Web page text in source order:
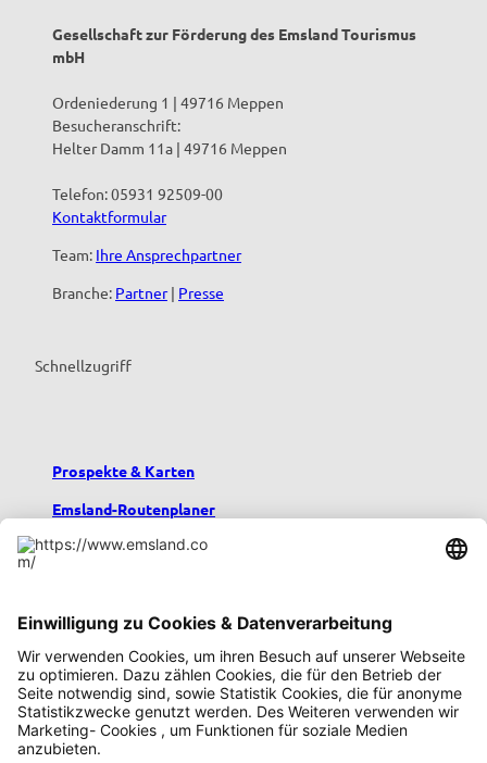
Gesellschaft zur Förderung des Emsland Tourismus
mbH
Ordeniederung 1 | 49716 Meppen
Besucheranschrift:
Helter Damm 11a | 49716 Meppen
Telefon: 05931 92509-00
Kontaktformular
Team: Ihre Ansprechpartner
Branche: Partner| Presse
Schnellzugriff
Prospekte & Karten
Emsland-Routenplaner
Emsland-Blog
Urlaub mit Kindern
Podcast emsland.entspannt
Emsland-Newsletter